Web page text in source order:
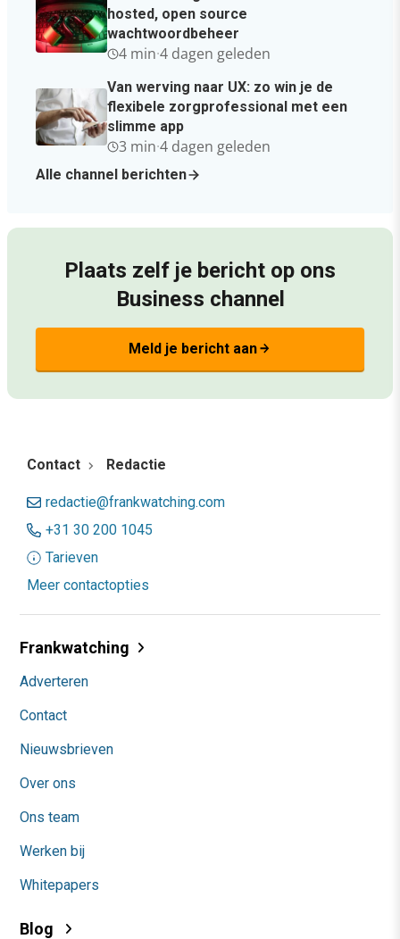
hosted, open source
wachtwoordbeheer
4 min·4 dagen geleden
Van werving naar UX: zo win je de
flexibele zorgprofessional met een
slimme app
3 min·4 dagen geleden
Alle channel berichten
Plaats zelf je bericht op ons
Business channel
Meld je bericht aanarrow_forward
Contact Redactie
redactie@frankwatching.com
+31 30 200 1045
Tarieven
Meer contactopties
Frankwatching
Adverteren
Contact
Nieuwsbrieven
Over ons
Ons team
Werken bij
Whitepapers
Blog